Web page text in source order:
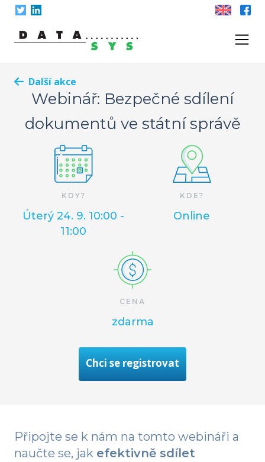
Skip
content
Další akce
Webinář: Bezpečné sdílení
dokumentů ve státní správě
KDY?
Úterý 24. 9. 10:00 -
11:00
KDE?
Online
CENA
zdarma
Chci se registrovat
Připojte se k nám na tomto webináři a
naučte se, jak efektivně sdílet